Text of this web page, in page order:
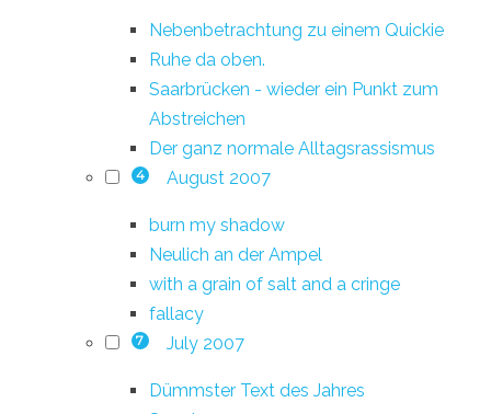
Nebenbetrachtung zu einem Quickie
Ruhe da oben.
Saarbrücken - wieder ein Punkt zum
Abstreichen
Der ganz normale Alltagsrassismus
4 August 2007
burn my shadow
Neulich an der Ampel
with a grain of salt and a cringe
fallacy
7 July 2007
Dümmster Text des Jahres